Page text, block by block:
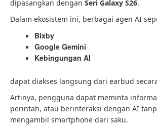
dipasangkan dengan Seri Galaxy S26.
Dalam ekosistem ini, berbagai agen AI
Bixby
Google Gemini
Kebingungan AI
dapat diakses langsung dari earbud
Artinya, pengguna dapat meminta
perintah, atau berinteraksi dengan AI
mengambil smartphone dari saku.